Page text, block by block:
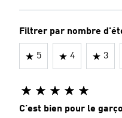
Filtrer par nombre
5 4 3
C’est bien pour le